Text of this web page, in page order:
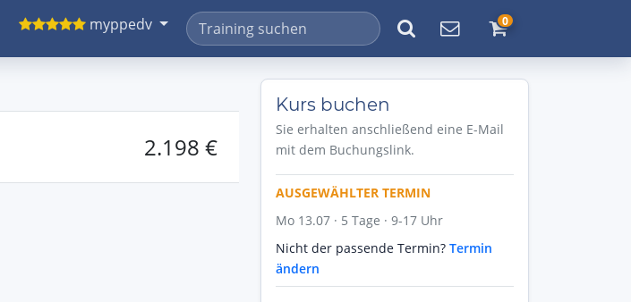
myppedv 0
2.198 €
Kurs buchen
Sie erhalten anschließend eine E-Mail
mit dem Buchungslink.
AUSGEWÄHLTER TERMIN
Mo 13.07 · 5 Tage · 9-17 Uhr
Nicht der passende Termin? Termin
ändern